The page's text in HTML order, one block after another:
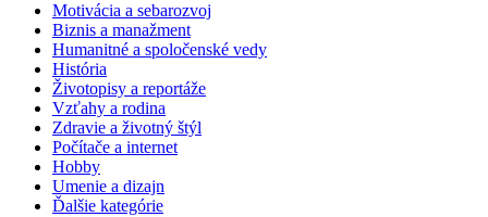
Motivácia a sebarozvoj
Biznis a manažment
Humanitné a spoločenské vedy
História
Životopisy a reportáže
Vzťahy a rodina
Zdravie a životný štýl
Počítače a internet
Hobby
Umenie a dizajn
Ďalšie kategórie